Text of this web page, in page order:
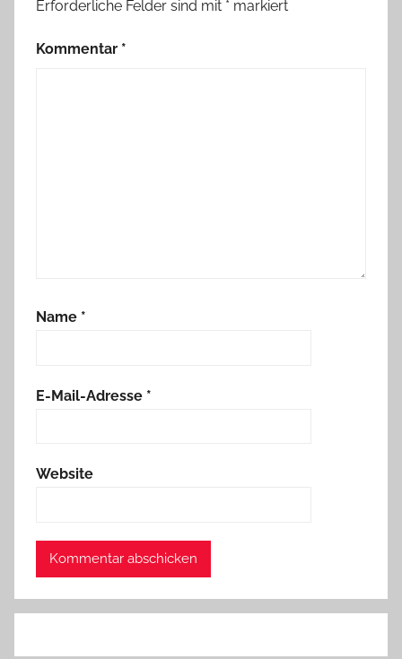
Erforderliche Felder sind mit * markiert
Kommentar *
Name *
E-Mail-Adresse *
Website